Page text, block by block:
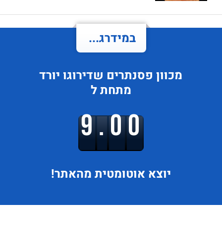
במידרג...
מכוון פסנתרים שדירוגו יורד
מתחת ל
9.00
יוצא אוטומטית מהאתר!